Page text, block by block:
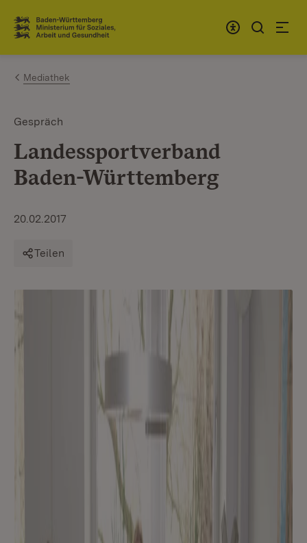
Zum Inhalt springen
Link zur Startseite
Mediathek
Gespräch
Landessportverband
Baden-Württemberg
20.02.2017
Teilen